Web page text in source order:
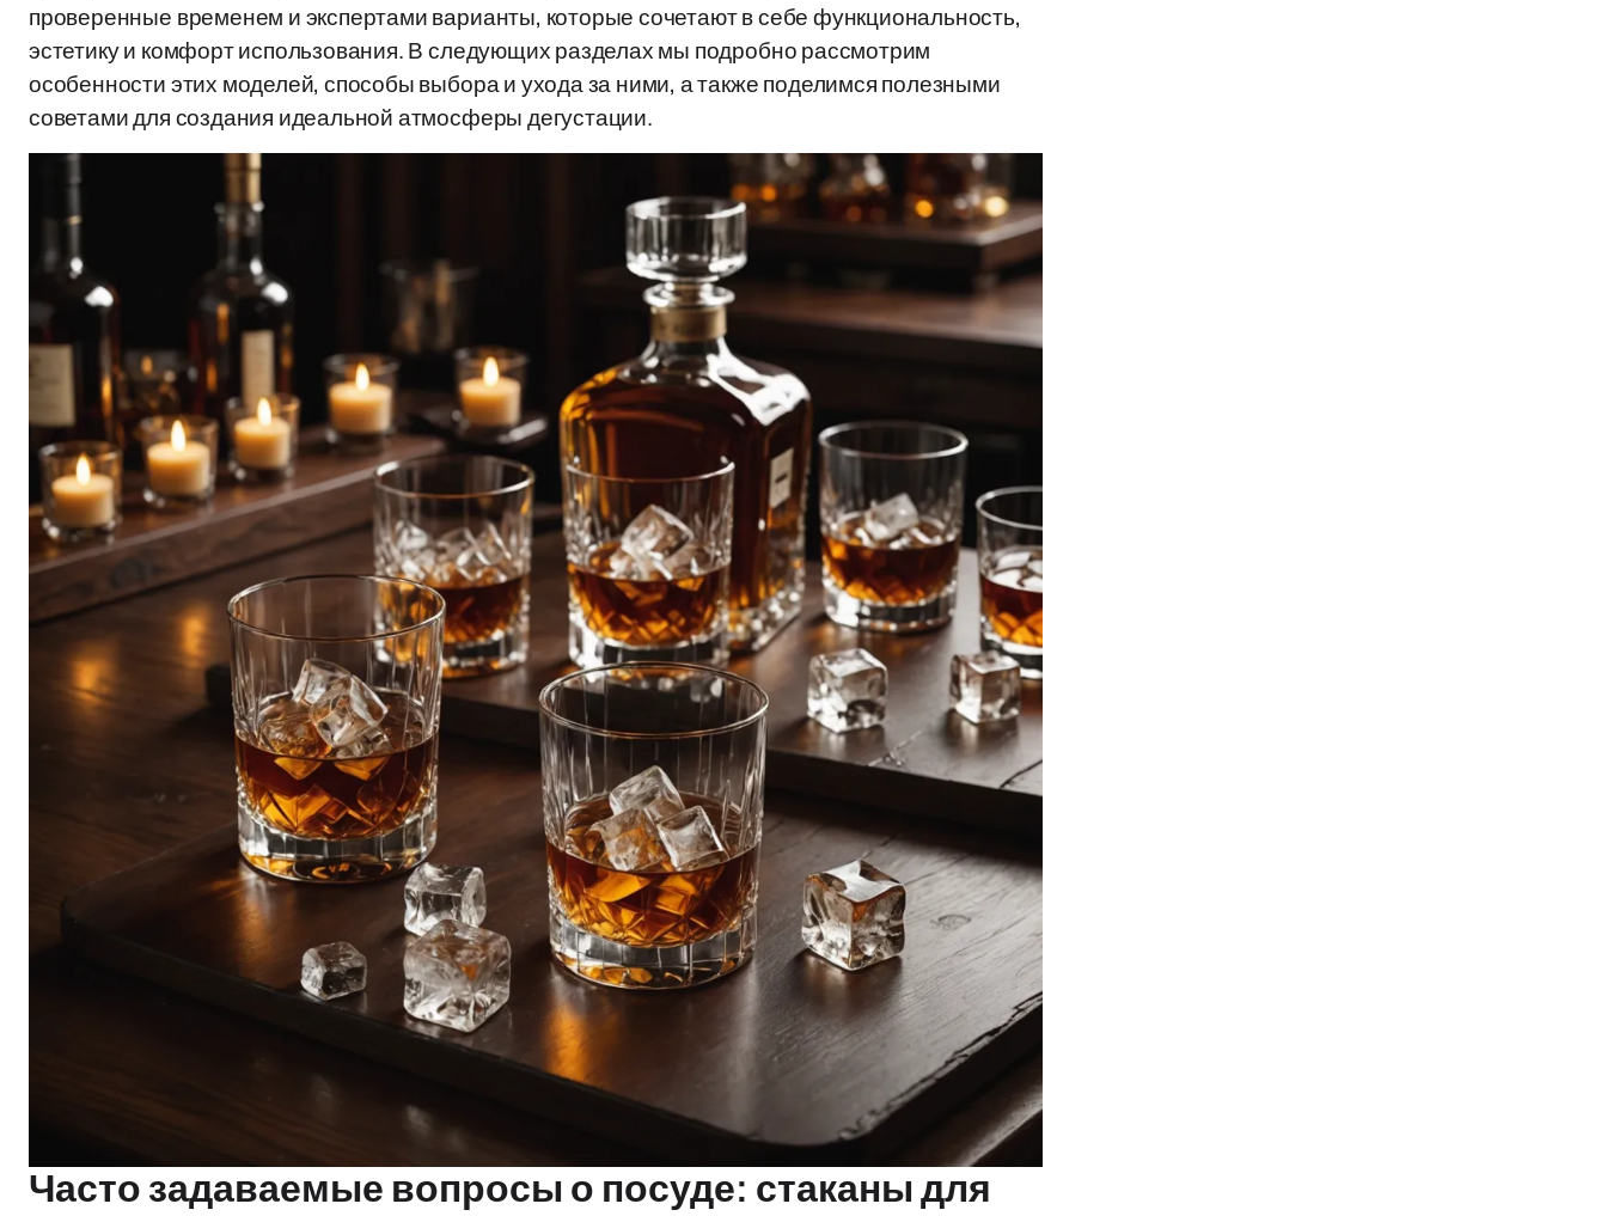
проверенные временем и экспертами варианты, которые сочетают в себе функциональность,
эстетику и комфорт использования. В следующих разделах мы подробно рассмотрим
особенности этих моделей, способы выбора и ухода за ними, а также поделимся полезными
советами для создания идеальной атмосферы дегустации.
Часто задаваемые вопросы о посуде: стаканы для